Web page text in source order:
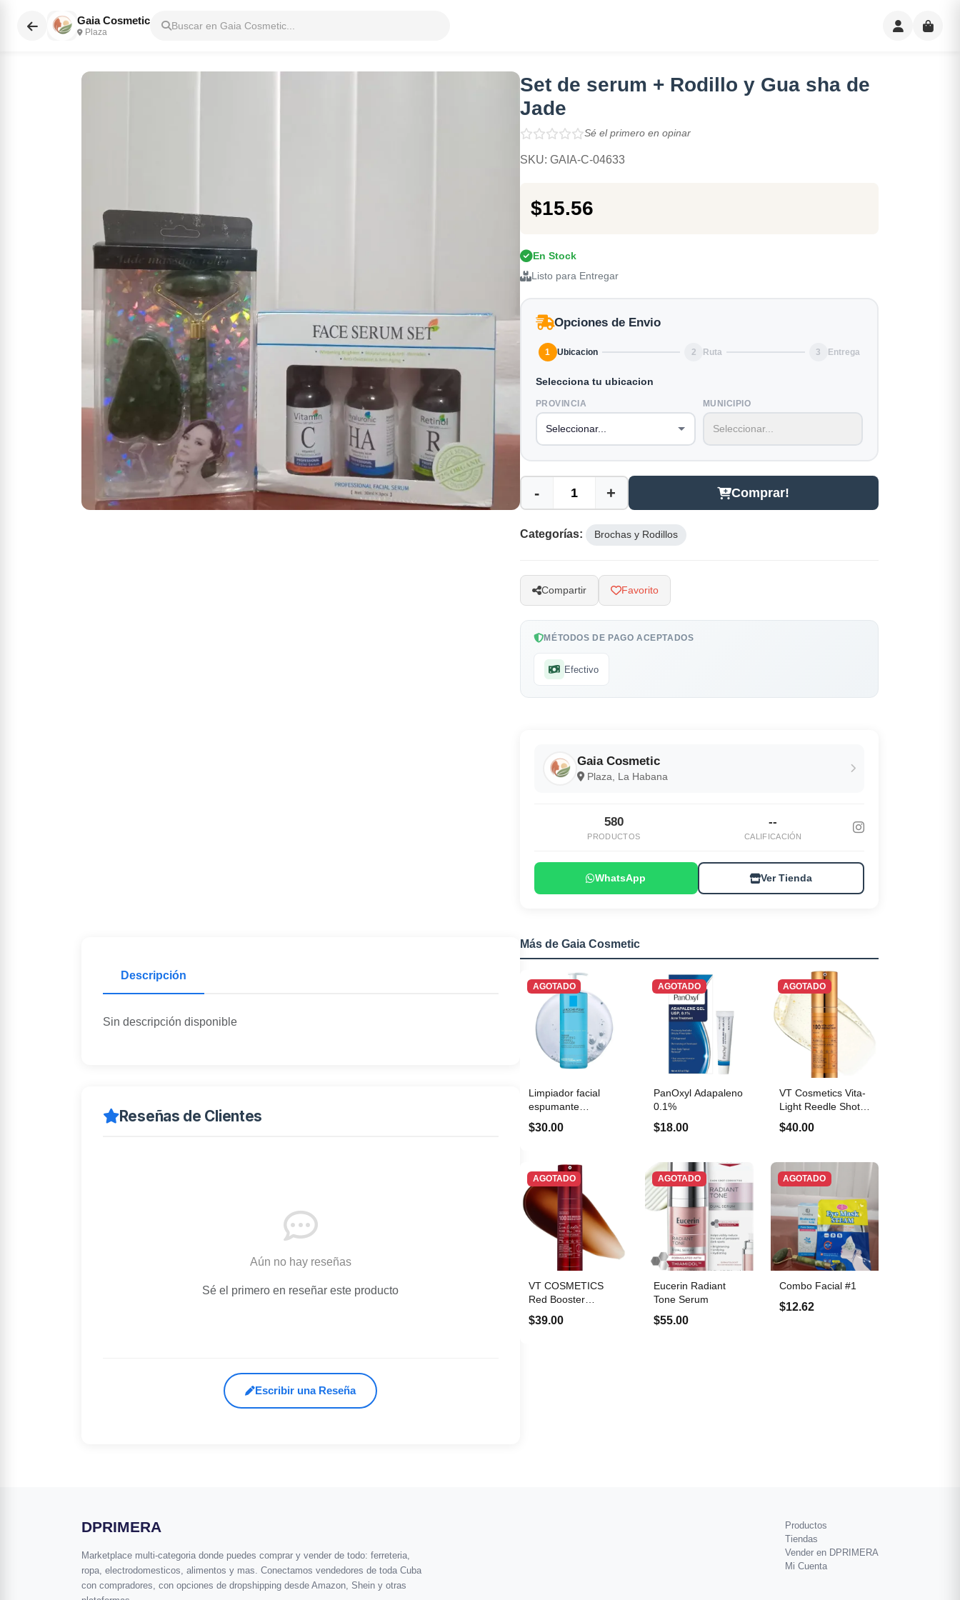
Gaia Cosmetic
Plaza
Buscar en Gaia Cosmetic...
Set de serum + Rodillo y Gua sha de
Jade
Sé el primero en opinar
SKU: GAIA-C-04633
$15.56
En Stock
Listo para Entregar
Opciones de Envio
1 Ubicacion 2 Ruta 3 Entrega
Selecciona tu ubicacion
PROVINCIA MUNICIPIO
- + Comprar!
Categorías: Brochas y Rodillos
Compartir Favorito
MÉTODOS DE PAGO ACEPTADOS
Efectivo
Gaia Cosmetic
Plaza, La Habana
580
PRODUCTOS
--
CALIFICACIÓN
WhatsApp Ver Tienda
Descripción
Sin descripción disponible
Reseñas de Clientes
Aún no hay reseñas
Sé el primero en reseñar este producto
Escribir una Reseña
Más de Gaia Cosmetic
AGOTADO
Limpiador facial
espumante
purificador La
Roche...
$30.00
AGOTADO
PanOxyl Adapaleno
0.1%
$18.00
AGOTADO
VT Cosmetics Vita-
Light Reedle Shot
100
$40.00
AGOTADO
VT COSMETICS
Red Booster
Reedle Shot 100
$39.00
AGOTADO
Eucerin Radiant
Tone Serum
$55.00
AGOTADO
Combo Facial #1
$12.62
DPRIMERA
Marketplace multi-categoria donde puedes comprar y vender de todo: ferreteria,
ropa, electrodomesticos, alimentos y mas. Conectamos vendedores de toda Cuba
con compradores, con opciones de dropshipping desde Amazon, Shein y otras
Productos
Tiendas
Vender en DPRIMERA
Mi Cuenta